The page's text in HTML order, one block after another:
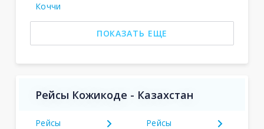
Коччи
ПОКАЗАТЬ ЕЩЕ
Рейсы Кожикоде - Казахстан
Рейсы
Рейсы